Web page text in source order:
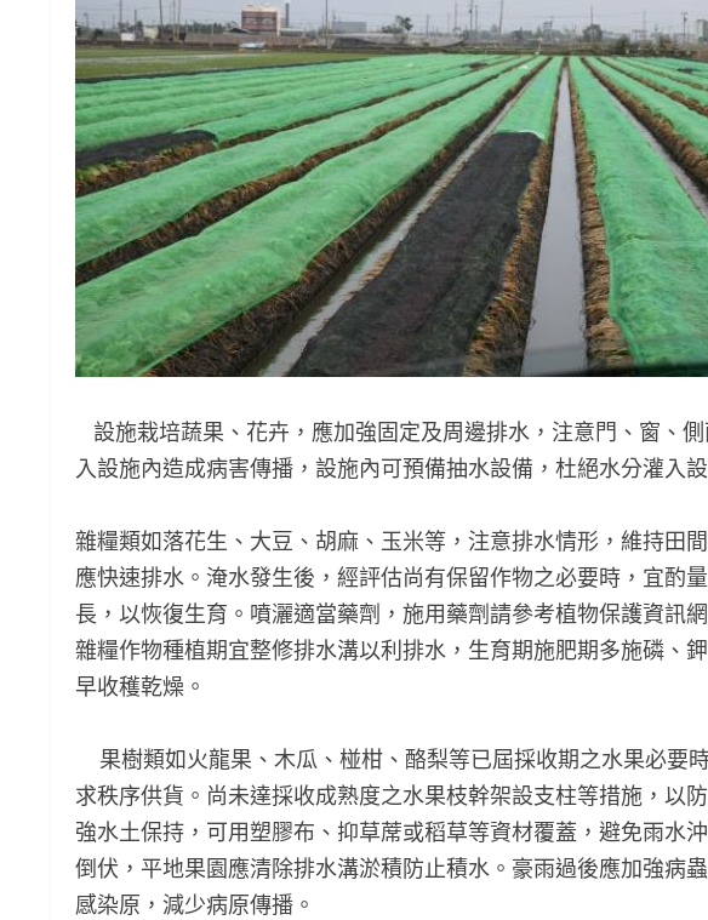
設施栽培蔬果、花卉，應加強固定及周邊排水，注意門、窗、
入設施內造成病害傳播，設施內可預備抽水設備，杜絕水分灌入
雜糧類如落花生、大豆、胡麻、玉米等，注意排水情形，維持田
應快速排水。淹水發生後，經評估尚有保留作物之必要時，宜酌
長，以恢復生育。噴灑適當藥劑，施用藥劑請參考植物保護資訊
雜糧作物種植期宜整修排水溝以利排水，生育期施肥期多施磷、
早收穫乾燥。
果樹類如火龍果、木瓜、椪柑、酪梨等已屆採收期之水果必要
求秩序供貨。尚未達採收成熟度之水果枝幹架設支柱等措施，以
強水土保持，可用塑膠布、抑草蓆或稻草等資材覆蓋，避免雨水
倒伏，平地果園應清除排水溝淤積防止積水。豪雨過後應加強病
感染原，減少病原傳播。